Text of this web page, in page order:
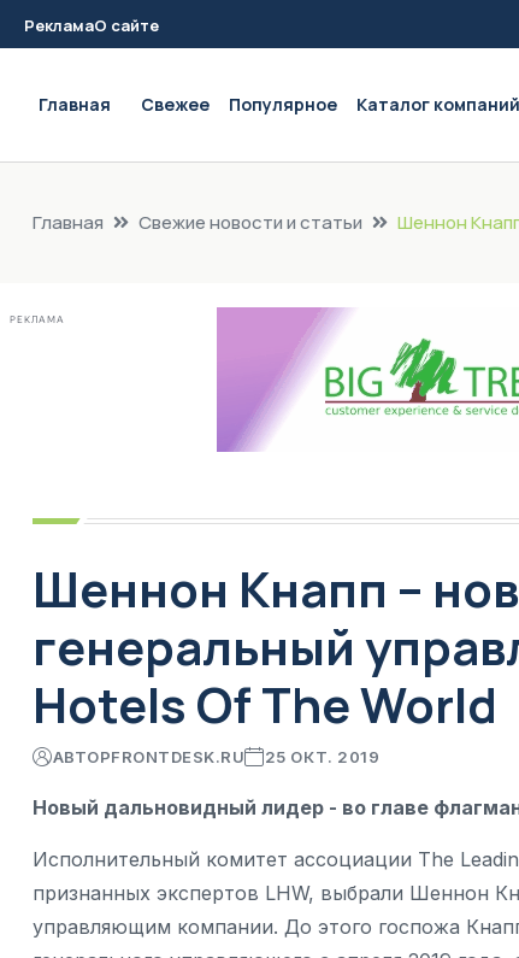
РекламаО сайте
Главная Свежее Популярное Каталог компаний
Главная Свежие новости и статьи Шеннон
РЕКЛАМА
Шеннон Кнапп –
генеральный
Hotels Of The World
АВТОРFRONTDESK.RU 25 ОКТ. 2019
Новый дальновидный лидер - во главе
Исполнительный комитет ассоциации The
признанных экспертов LHW, выбрали Шеннон
управляющим компании. До этого госпожа